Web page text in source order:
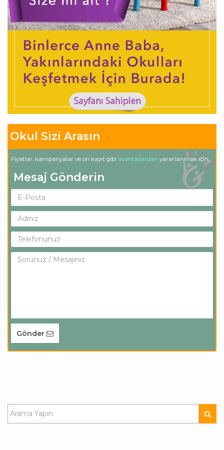
Okul Sizi Arasın
Fiyatlar, kampanyalar ve ön kayıt gibi avantajlardan yararlanmak için;
Mesaj Gönderin
Gönder